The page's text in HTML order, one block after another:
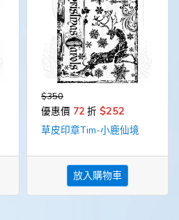
$350
優惠價 72 折 $252
草皮印章Tim-小鹿仙境
放入購物車